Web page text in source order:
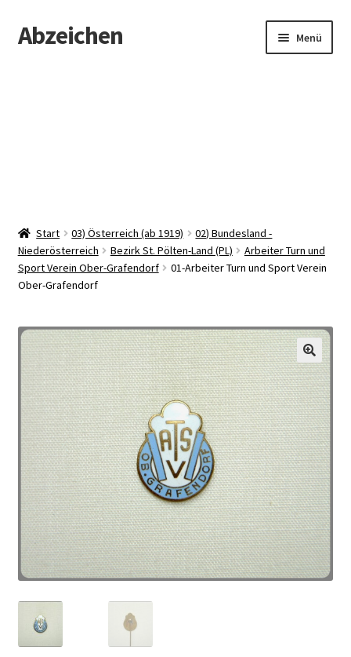
Zur
Navigation
Zum
Inhalt
Abzeichen Menü
Start 03) Österreich (ab 1919)
02) Bundesland -
Niederösterreich
Bezirk St. Pölten-Land (PL)
Arbeiter Turn und
Sport Verein Ober-Grafendorf
01-Arbeiter Turn und Sport Verein
Ober-Grafendorf